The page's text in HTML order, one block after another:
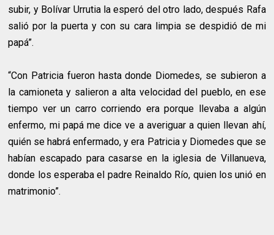
subir, y Bolívar Urrutia la esperó del otro lado, después Rafa
salió por la puerta y con su cara limpia se despidió de mi
papá”.
“Con Patricia fueron hasta donde Diomedes, se subieron a
la camioneta y salieron a alta velocidad del pueblo, en ese
tiempo ver un carro corriendo era porque llevaba a algún
enfermo, mi papá me dice ve a averiguar a quien llevan ahí,
quién se habrá enfermado, y era Patricia y Diomedes que se
habían escapado para casarse en la iglesia de Villanueva,
donde los esperaba el padre Reinaldo Río, quien los unió en
matrimonio”.